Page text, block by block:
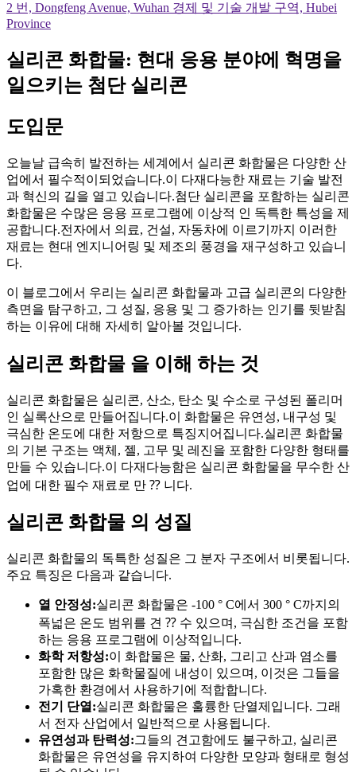
2 번, Dongfeng Avenue, Wuhan 경제 및 기술 개발 구역, Hubei
Province
실리콘 화합물: 현대 응용 분야에 혁명을
일으키는 첨단 실리콘
도입문
오늘날 급속히 발전하는 세계에서 실리콘 화합물은 다양한 산
업에서 필수적이되었습니다.이 다재다능한 재료는 기술 발전
과 혁신의 길을 열고 있습니다.첨단 실리콘을 포함하는 실리콘
화합물은 수많은 응용 프로그램에 이상적 인 독특한 특성을 제
공합니다.전자에서 의료, 건설, 자동차에 이르기까지 이러한
재료는 현대 엔지니어링 및 제조의 풍경을 재구성하고 있습니
다.
이 블로그에서 우리는 실리콘 화합물과 고급 실리콘의 다양한
측면을 탐구하고, 그 성질, 응용 및 그 증가하는 인기를 뒷받침
하는 이유에 대해 자세히 알아볼 것입니다.
실리콘 화합물 을 이해 하는 것
실리콘 화합물은 실리콘, 산소, 탄소 및 수소로 구성된 폴리머
인 실록산으로 만들어집니다.이 화합물은 유연성, 내구성 및
극심한 온도에 대한 저항으로 특징지어집니다.실리콘 화합물
의 기본 구조는 액체, 젤, 고무 및 레진을 포함한 다양한 형태를
만들 수 있습니다.이 다재다능함은 실리콘 화합물을 무수한 산
업에 대한 필수 재료로 만 ⁇ 니다.
실리콘 화합물 의 성질
실리콘 화합물의 독특한 성질은 그 분자 구조에서 비롯됩니다.
주요 특징은 다음과 같습니다.
열 안정성:실리콘 화합물은 -100 ° C에서 300 ° C까지의
폭넓은 온도 범위를 견 ⁇ 수 있으며, 극심한 조건을 포함
하는 응용 프로그램에 이상적입니다.
화학 저항성:이 화합물은 물, 산화, 그리고 산과 염소를
포함한 많은 화학물질에 내성이 있으며, 이것은 그들을
가혹한 환경에서 사용하기에 적합합니다.
전기 단열:실리콘 화합물은 훌륭한 단열제입니다. 그래
서 전자 산업에서 일반적으로 사용됩니다.
유연성과 탄력성:그들의 견고함에도 불구하고, 실리콘
화합물은 유연성을 유지하여 다양한 모양과 형태로 형성